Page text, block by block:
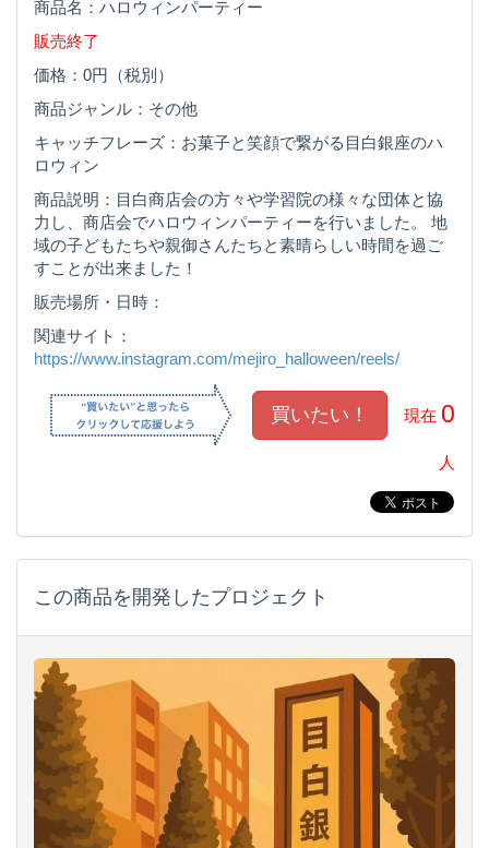
商品名：ハロウィンパーティー
販売終了
価格：0円（税別）
商品ジャンル：その他
キャッチフレーズ：お菓子と笑顔で繋がる目白銀座のハ
ロウィン
商品説明：目白商店会の方々や学習院の様々な団体と協
力し、商店会でハロウィンパーティーを行いました。 地
域の子どもたちや親御さんたちと素晴らしい時間を過ご
すことが出来ました！
販売場所・日時：
関連サイト：
https://www.instagram.com/mejiro_halloween/reels/
現在 0
人
この商品を開発したプロジェクト